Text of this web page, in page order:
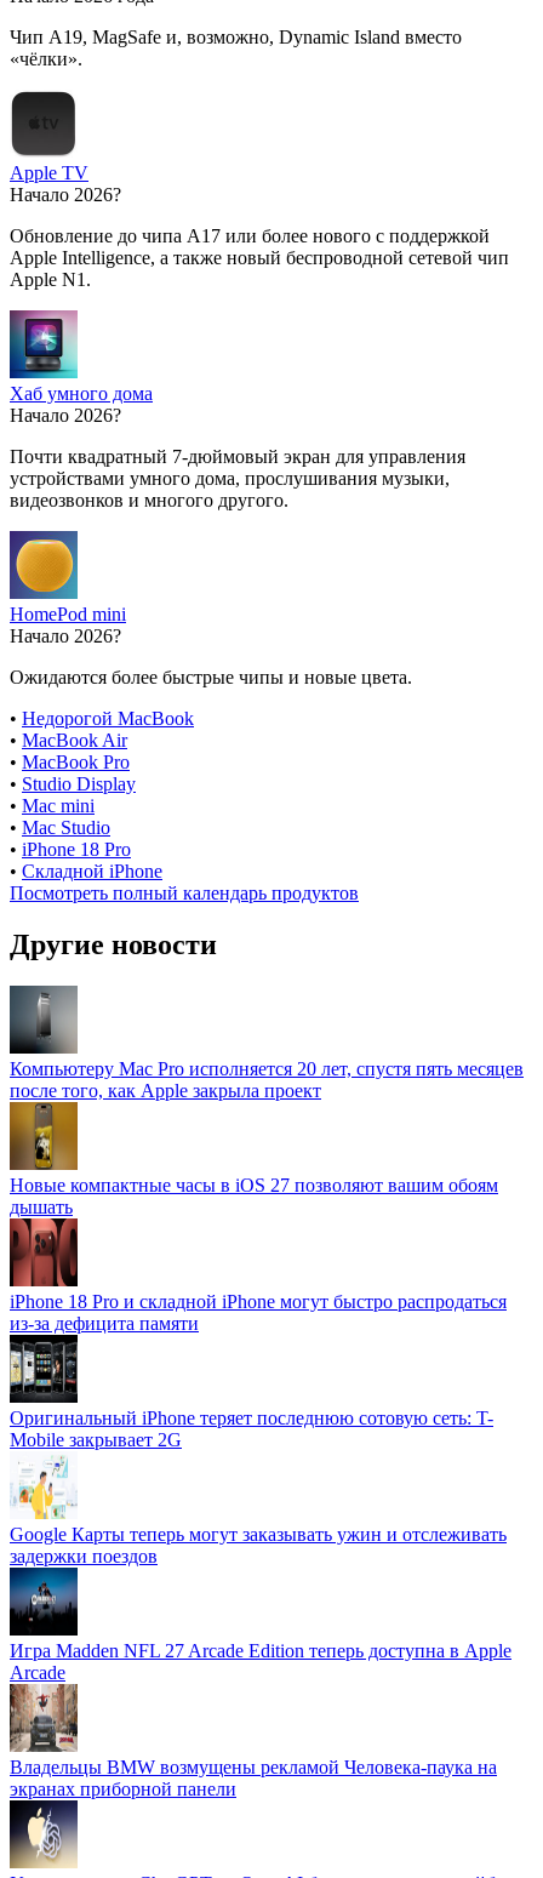
Чип A19, MagSafe и, возможно, Dynamic Island вместо
«чёлки».
Apple TV
Начало 2026?
Обновление до чипа A17 или более нового с поддержкой
Apple Intelligence, а также новый беспроводной сетевой чип
Apple N1.
Хаб умного дома
Начало 2026?
Почти квадратный 7-дюймовый экран для управления
устройствами умного дома, прослушивания музыки,
видеозвонков и многого другого.
HomePod mini
Начало 2026?
Ожидаются более быстрые чипы и новые цвета.
• Недорогой MacBook
• MacBook Air
• MacBook Pro
• Studio Display
• Mac mini
• Mac Studio
• iPhone 18 Pro
• Складной iPhone
Посмотреть полный календарь продуктов
Другие новости
Компьютеру Mac Pro исполняется 20 лет, спустя пять месяцев
после того, как Apple закрыла проект
Новые компактные часы в iOS 27 позволяют вашим обоям
дышать
iPhone 18 Pro и складной iPhone могут быстро распродаться
из-за дефицита памяти
Оригинальный iPhone теряет последнюю сотовую сеть: T-
Mobile закрывает 2G
Google Карты теперь могут заказывать ужин и отслеживать
задержки поездов
Игра Madden NFL 27 Arcade Edition теперь доступна в Apple
Arcade
Владельцы BMW возмущены рекламой Человека-паука на
экранах приборной панели